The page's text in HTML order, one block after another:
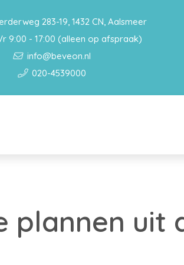
283-19, 1432 CN, Aalsmeer
9:00 - 17:00 (alleen op afspraak)
info@beveon.nl
020-4539000
plannen uit